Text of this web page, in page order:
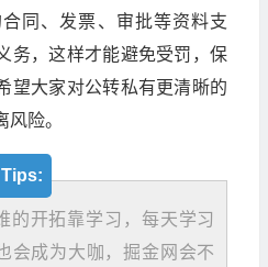
同、发票、审批等资料支
务，这样才能避免受罚，保
望大家对公转私有更清晰的
险。
Tips:
的开拓靠学习，每天学习
会成为大咖，掘金网会不